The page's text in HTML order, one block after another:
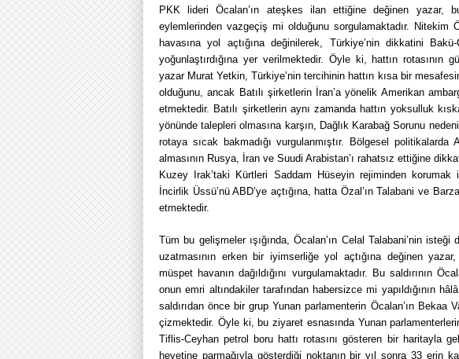
PKK lideri Öcalan’ın ateşkes ilan ettiğine değinen yazar,
eylemlerinden vazgeçiş mi olduğunu sorgulamaktadır. Nitekim
havasına yol açtığına değinilerek, Türkiye’nin dikkatini
yoğunlaştırdığına yer verilmektedir. Öyle ki, hattın rotasının
yazar Murat Yetkin, Türkiye’nin tercihinin hattın kısa bir
olduğunu, ancak Batılı şirketlerin İran’a yönelik Amerikan
etmektedir. Batılı şirketlerin aynı zamanda hattın yoksulluk
yönünde talepleri olmasına karşın, Dağlık Karabağ Sorunu
rotaya sıcak bakmadığı vurgulanmıştır. Bölgesel
almasının Rusya, İran ve Suudi Arabistan’ı rahatsız ettiğine
Kuzey Irak’taki Kürtleri Saddam Hüseyin rejiminden korumak
İncirlik Üssü’nü ABD’ye açtığına, hatta Özal’ın Talabani ve
etmektedir.
Tüm bu gelişmeler ışığında, Öcalan’ın Celal Talabani’nin
uzatmasının erken bir iyimserliğe yol açtığına değinen
müspet havanın dağıldığını vurgulamaktadır. Bu saldırının
onun emri altındakiler tarafından habersizce mi yapıldığının
saldırıdan önce bir grup Yunan parlamenterin Öcalan’ın Bekaa
çizmektedir. Öyle ki, bu ziyaret esnasında Yunan
Tiflis-Ceyhan petrol boru hattı rotasını gösteren bir haritayla
heyetine parmağıyla gösterdiği noktanın bir yıl sonra 33 erin